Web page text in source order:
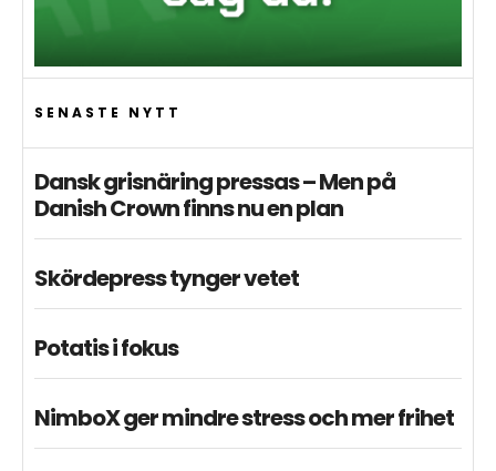
SENASTE NYTT
Dansk grisnäring pressas – Men på
Danish Crown finns nu en plan
Skördepress tynger vetet
Potatis i fokus
NimboX ger mindre stress och mer frihet